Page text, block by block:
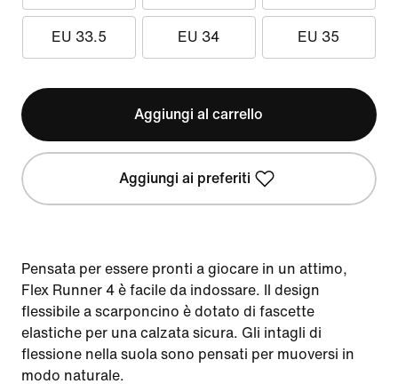
EU 33.5 EU 34 EU 35
Aggiungi al carrello
Aggiungi ai preferiti
Pensata per essere pronti a giocare in un attimo,
Flex Runner 4 è facile da indossare. Il design
flessibile a scarponcino è dotato di fascette
elastiche per una calzata sicura. Gli intagli di
flessione nella suola sono pensati per muoversi in
modo naturale.